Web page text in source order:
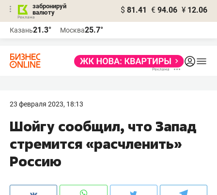
забронируй
валюту
$ 81.41 € 94.06 ¥ 12.06
Казань21.3° Москва25.7°
23 февраля 2023, 18:13
Шойгу сообщил, что Запад
стремится «расчленить»
Россию